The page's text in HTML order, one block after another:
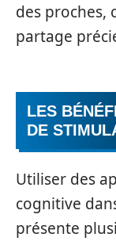
des proches,
partage
LES
DE
Utiliser des
cognitive
présente